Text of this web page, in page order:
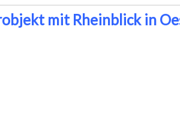
mit Rheinblick in